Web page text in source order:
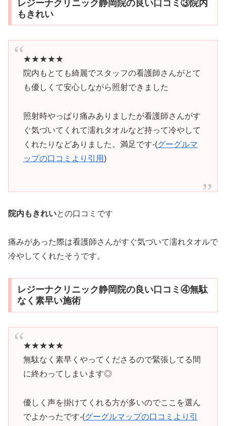
レジーナクリニック静岡院の良い口コミ③院内
もきれい
★★★★★
院内もとても綺麗でスタッフの看護師さんがとて
も優しくて安心しながら照射できました
照射時やっぱり痛みありましたが看護師さんがす
ぐ気づいてくれて濡れタオルなど持って冷やして
くれたりなどありました。満足です-(グーグルマ
ップの口コミより引用)
院内もきれいとの口コミです
痛みがあった際は看護師さんがすぐ気づいて濡れタオルで
冷やしてくれたそうです。
レジーナクリニック静岡院の良い口コミ④無駄
なく素早い施術
★★★★★
無駄なく素早くやってくださるので緊張してる間
に終わってしまいます◎
優しく声を掛けてくれる方が多いのでここを選ん
でよかったです-(グーグルマップの口コミより引